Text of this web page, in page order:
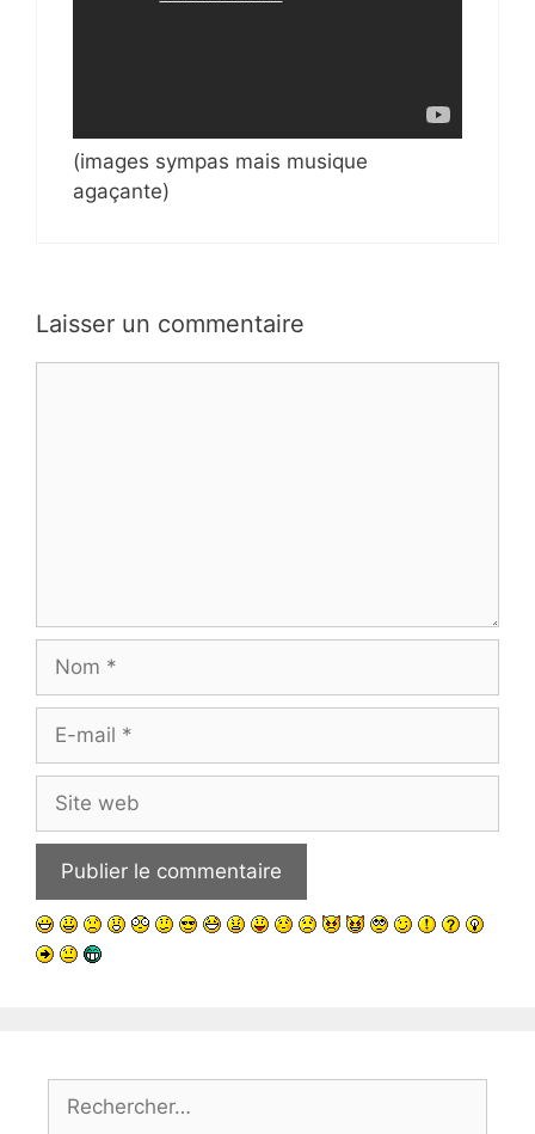
(images sympas mais musique
agaçante)
Laisser un commentaire
Nom
Site
web
Rechercher :